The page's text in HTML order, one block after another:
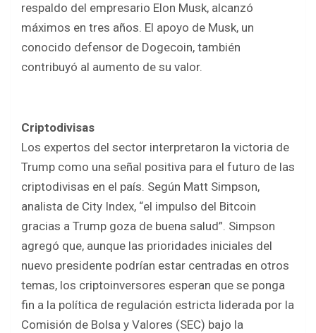
respaldo del empresario Elon Musk, alcanzó
máximos en tres años. El apoyo de Musk, un
conocido defensor de Dogecoin, también
contribuyó al aumento de su valor.
Criptodivisas
Los expertos del sector interpretaron la victoria de
Trump como una señal positiva para el futuro de las
criptodivisas en el país. Según Matt Simpson,
analista de City Index, “el impulso del Bitcoin
gracias a Trump goza de buena salud”. Simpson
agregó que, aunque las prioridades iniciales del
nuevo presidente podrían estar centradas en otros
temas, los criptoinversores esperan que se ponga
fin a la política de regulación estricta liderada por la
Comisión de Bolsa y Valores (SEC) bajo la